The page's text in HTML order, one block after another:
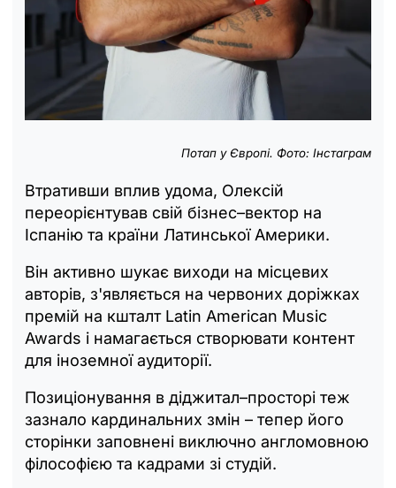
Потап у Європі. Фото: Інстаграм
Втративши вплив удома, Олексій
переорієнтував свій бізнес–вектор на
Іспанію та країни Латинської Америки.
Він активно шукає виходи на місцевих
авторів, з'являється на червоних доріжках
премій на кшталт Latin American Music
Awards і намагається створювати контент
для іноземної аудиторії.
Позиціонування в діджитал–просторі теж
зазнало кардинальних змін – тепер його
сторінки заповнені виключно англомовною
філософією та кадрами зі студій.